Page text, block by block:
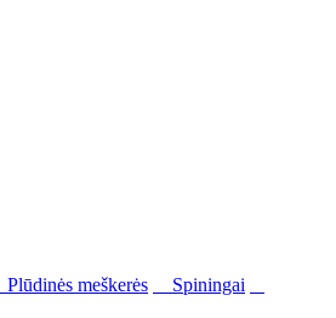
meškerės
Spiningai